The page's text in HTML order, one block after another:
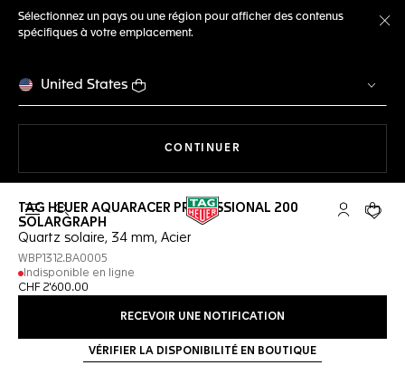
Sélectionnez un pays ou une région pour afficher des contenus
spécifiques à votre emplacement.
United States
CONTINUER
Ouvrir la barre de recherche Compte My
Votre
TAG HEUER AQUARACER PROFESSIONAL 200
SOLARGRAPH
Quartz solaire, 34 mm, Acier
WBP1312.BA0005
Indisponible en ligne
CHF 2'600.00
RECEVOIR UNE NOTIFICATION
VÉRIFIER LA DISPONIBILITÉ EN BOUTIQUE